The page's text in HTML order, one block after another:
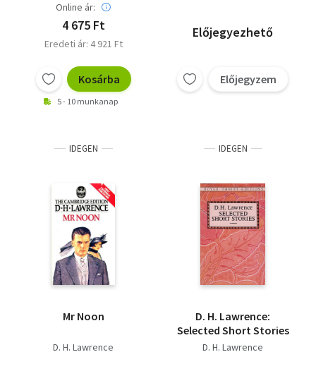
Online ár:
4 675 Ft
Eredeti ár: 4 921 Ft
Kosárba
5 - 10 munkanap
Előjegyezhető
Előjegyzem
IDEGEN
Mr Noon
D. H. Lawrence
IDEGEN
D. H. Lawrence:
Selected Short Stories
D. H. Lawrence